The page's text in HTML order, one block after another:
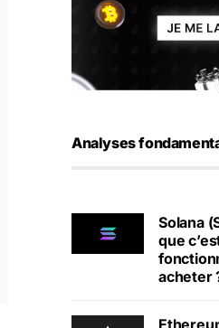
Analyses
Solana
que
acheter